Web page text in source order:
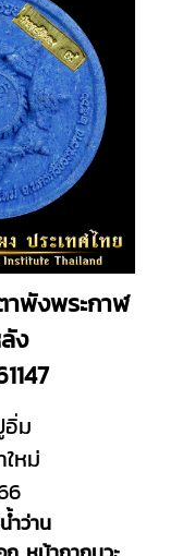
พังพระกาฬ
ง
ม
หม่
ำว่าน